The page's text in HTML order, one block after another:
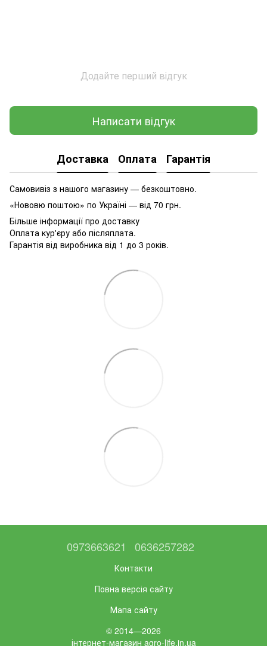
Додайте перший відгук
Написати відгук
Доставка Оплата Гарантія
Самовивіз з нашого магазину — безкоштовно.
«Нововю поштою» по Україні — від 70 грн.
Більше інформації про доставку
Оплата кур'єру або післяплата.
Гарантія від виробника від 1 до 3 років.
0973663621 0636257282
Контакти
Повна версія сайту
Мапа сайту
© 2014—2026
інтернет-магазин agro-life.in.ua